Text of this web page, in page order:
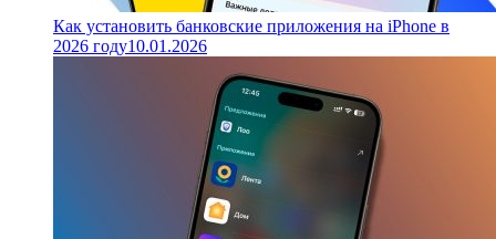
Как установить банковские приложения на iPhone в
2026 году10.01.2026